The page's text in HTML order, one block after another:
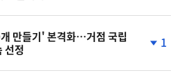
만들기' 본격화…거점 국립
선정
1